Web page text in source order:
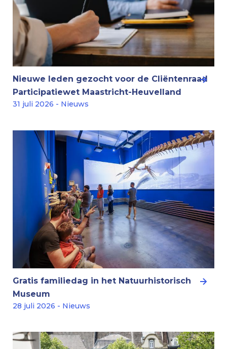
Nieuwe leden gezocht voor de Cliëntenraad
Participatiewet Maastricht-Heuvelland
31 juli 2026 - Nieuws
Gratis familiedag in het Natuurhistorisch
Museum
28 juli 2026 - Nieuws